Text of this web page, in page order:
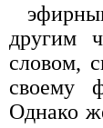
другим
словом,
своему
Однако